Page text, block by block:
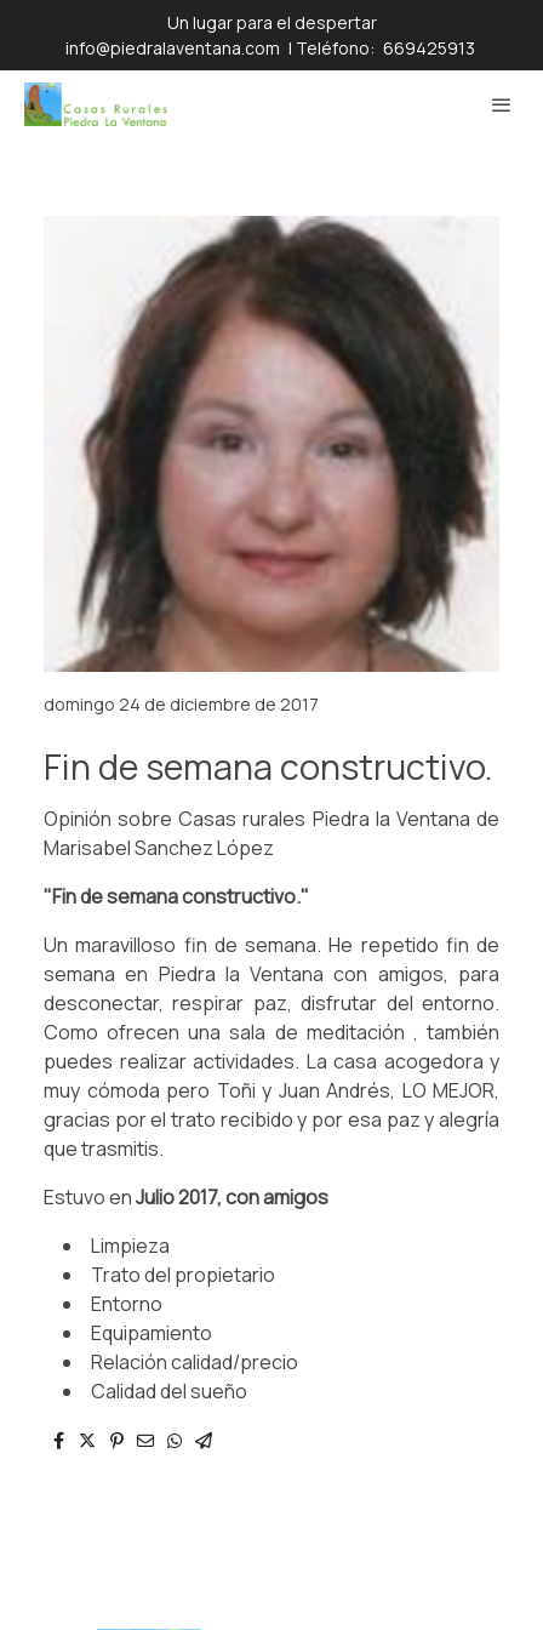
Un lugar para el despertar
info@piedralaventana.com | Teléfono: 669425913
domingo 24 de diciembre de 2017
Fin de semana constructivo.
Opinión sobre Casas rurales Piedra la Ventana de
Marisabel Sanchez López
"Fin de semana constructivo."
Un maravilloso fin de semana. He repetido fin de
semana en Piedra la Ventana con amigos, para
desconectar, respirar paz, disfrutar del entorno.
Como ofrecen una sala de meditación , también
puedes realizar actividades. La casa acogedora y
muy cómoda pero Toñi y Juan Andrés, LO MEJOR,
gracias por el trato recibido y por esa paz y alegría
que trasmitis.
Estuvo enJulio 2017, con amigos
Limpieza
Trato del propietario
Entorno
Equipamiento
Relación calidad/precio
Calidad del sueño